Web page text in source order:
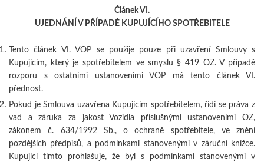
Článek VI.
UJEDNÁNÍ V PŘÍPADĚ KUPUJÍCÍHO SPOTŘEBITELE
Tento článek VI. VOP se použije pouze při uzavření Smlouvy s
Kupujícím, který je spotřebitelem ve smyslu § 419 OZ. V případě
rozporu s ostatními ustanoveními VOP má tento článek VI.
přednost.
Pokud je Smlouva uzavřena Kupujícím spotřebitelem, řídí se práva z
vad a záruka za jakost Vozidla příslušnými ustanoveními OZ,
zákonem č. 634/1992 Sb., o ochraně spotřebitele, ve znění
pozdějších předpisů, a podmínkami stanovenými v záruční knížce.
Kupující tímto prohlašuje, že byl s podmínkami stanovenými v